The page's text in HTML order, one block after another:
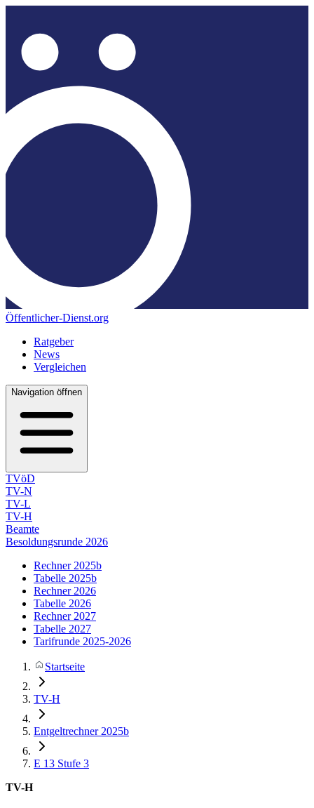
Öffentlicher-Dienst.org
Ratgeber
News
Vergleichen
Navigation öffnen
TVöD
TV-N
TV-L
TV-H
Beamte
Besoldungsrunde 2026
Rechner 2025b
Tabelle 2025b
Rechner 2026
Tabelle 2026
Rechner 2027
Tabelle 2027
Tarifrunde 2025-2026
Startseite
TV-H
Entgeltrechner 2025b
E 13 Stufe 3
TV-H